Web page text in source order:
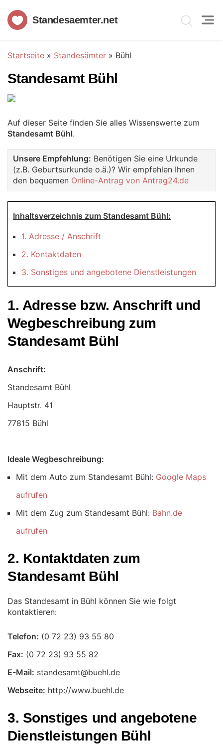
Standesaemter.net
Startseite » Standesämter » Bühl
Standesamt Bühl
Auf dieser Seite finden Sie alles Wissenswerte zum
Standesamt Bühl.
Unsere Empfehlung: Benötigen Sie eine Urkunde
(z.B. Geburtsurkunde o.ä.)? Wir empfehlen Ihnen
den bequemen Online-Antrag von Antrag24.de
Inhaltsverzeichnis zum Standesamt Bühl:
1. Adresse / Anschrift
2. Kontaktdaten
3. Sonstiges und angebotene Dienstleistungen
1. Adresse bzw. Anschrift und
Wegbeschreibung zum
Standesamt Bühl
Anschrift:
Standesamt Bühl
77815 Bühl
Ideale Wegbeschreibung:
Mit dem Auto zum Standesamt Bühl: Google Maps
aufrufen
Mit dem Zug zum Standesamt Bühl: Bahn.de
aufrufen
2. Kontaktdaten zum
Standesamt Bühl
Das Standesamt in Bühl können Sie wie folgt
kontaktieren:
Telefon:
Fax:
E-Mail:
Webseite: http://www.buehl.de
3. Sonstiges und angebotene
Dienstleistungen Bühl